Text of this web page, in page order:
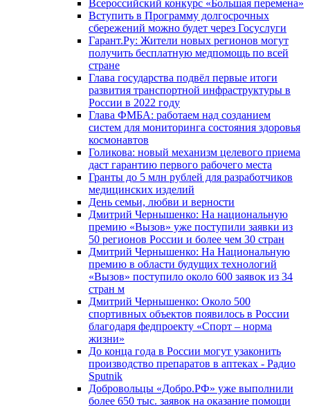
Всероссийский конкурс «Большая перемена»
Вступить в Программу долгосрочных
сбережений можно будет через Госуслуги
Гарант.Ру: Жители новых регионов могут
получить бесплатную медпомощь по всей
стране
Глава государства подвёл первые итоги
развития транспортной инфраструктуры в
России в 2022 году
Глава ФМБА: работаем над созданием
систем для мониторинга состояния здоровья
космонавтов
Голикова: новый механизм целевого приема
даст гарантию первого рабочего места
Гранты до 5 млн рублей для разработчиков
медицинских изделий
День семьи, любви и верности
Дмитрий Чернышенко: На национальную
премию «Вызов» уже поступили заявки из
50 регионов России и более чем 30 стран
Дмитрий Чернышенко: На Национальную
премию в области будущих технологий
«Вызов» поступило около 600 заявок из 34
стран м
Дмитрий Чернышенко: Около 500
спортивных объектов появилось в России
благодаря федпроекту «Спорт – норма
жизни»
До конца года в России могут узаконить
производство препаратов в аптеках - Радио
Sputnik
Добровольцы «Добро.РФ» уже выполнили
более 650 тыс. заявок на оказание помощи